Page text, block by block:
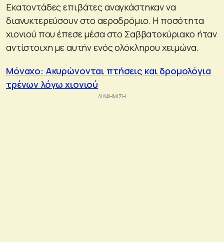
Εκατοντάδες επιβάτες αναγκάστηκαν να
διανυκτερεύσουν στο αεροδρόμιο. Η ποσότητα
χιονιού που έπεσε μέσα στο Σαββατοκύριακο ήταν
αντίστοιχη με αυτήν ενός ολόκληρου χειμώνα.
Μόναχο: Ακυρώνονται πτήσεις και δρομολόγια
τρένων λόγω χιονιού